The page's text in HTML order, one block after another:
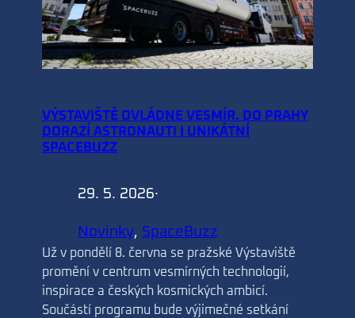
VÝSTAVIŠTĚ OVLÁDNE VESMÍR. DO PRAHY
DORAZÍ ASTRONAUTI I UNIKÁTNÍ
SPACEBUZZ
29. 5. 2026·
Novinky, SpaceBuzz
Už v pondělí 8. června se pražské Výstaviště
promění v centrum vesmírných technologií,
inspirace a českých kosmických ambicí.
Součástí programu bude výjimečné setkání